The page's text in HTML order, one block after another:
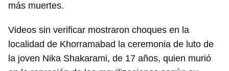
más muertes.
Videos sin verificar mostraron choques en la
localidad de Khorramabad la ceremonia de luto de
la joven Nika Shakarami, de 17 años, quien murió